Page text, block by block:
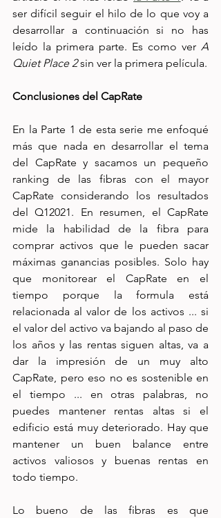
ser difícil seguir el hilo de lo que voy a
desarrollar a continuación si no has
leído la primera parte. Es como ver A
Quiet Place 2 sin ver la primera película.
Conclusiones del CapRate
En la Parte 1 de esta serie me enfoqué
más que nada en desarrollar el tema
del CapRate y sacamos un pequeño
ranking de las fibras con el mayor
CapRate considerando los resultados
del Q12021. En resumen, el CapRate
mide la habilidad de la fibra para
comprar activos que le pueden sacar
máximas ganancias posibles. Solo hay
que monitorear el CapRate en el
tiempo porque la formula está
relacionada al valor de los activos ... si
el valor del activo va bajando al paso de
los años y las rentas siguen altas, va a
dar la impresión de un muy alto
CapRate, pero eso no es sostenible en
el tiempo ... en otras palabras, no
puedes mantener rentas altas si el
edificio está muy deteriorado. Hay que
mantener un buen balance entre
activos valiosos y buenas rentas en
todo tiempo.
Lo bueno de las fibras es que